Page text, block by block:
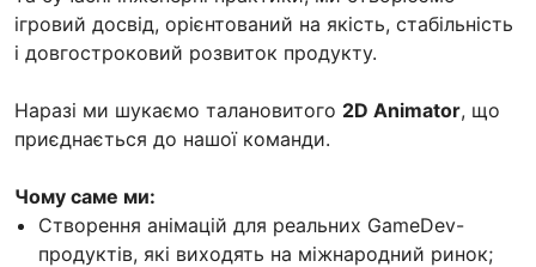
ігровий досвід, орієнтований на якість, стабільність
і довгостроковий розвиток продукту.
Наразі ми шукаємо талановитого 2D Animator, що
приєднається до нашої команди.
Чому саме ми:
Створення анімацій для реальних GameDev-
продуктів, які виходять на міжнародний ринок;